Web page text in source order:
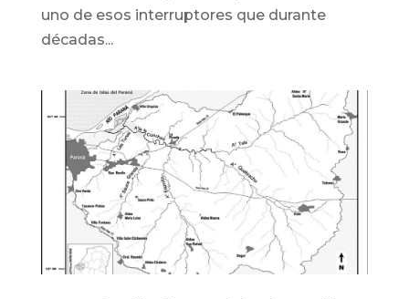
uno de esos interruptores que durante
décadas...